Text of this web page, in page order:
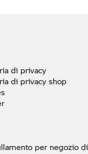
di privacy
di privacy shop
per negozio di